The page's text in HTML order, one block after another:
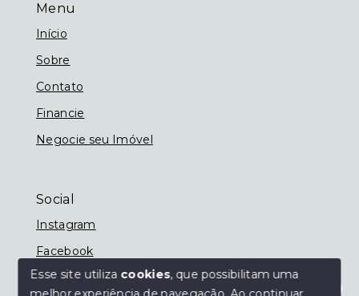
Menu
Início
Sobre
Contato
Financie
Negocie seu Imóvel
Social
Instagram
Facebook
Esse site utiliza cookies, que possibilitam uma